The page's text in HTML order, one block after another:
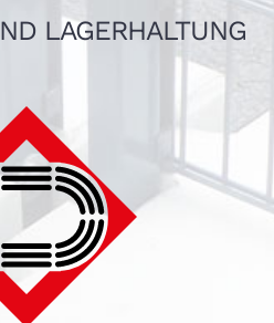
LAGERHALTUNG